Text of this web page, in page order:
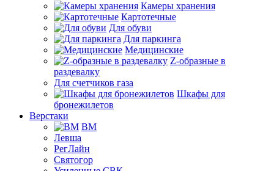
Камеры хранения
Картотечные
Для обуви
Для паркинга
Медицинские
Z-образные в
раздевалку
Для счетчиков газа
Шкафы для
бронежилетов
Верстаки
ВМ
Левша
РегЛайн
Святогор